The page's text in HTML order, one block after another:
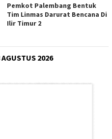
Pemkot Palembang Bentuk
Tim Linmas Darurat Bencana Di
Ilir Timur 2
2026